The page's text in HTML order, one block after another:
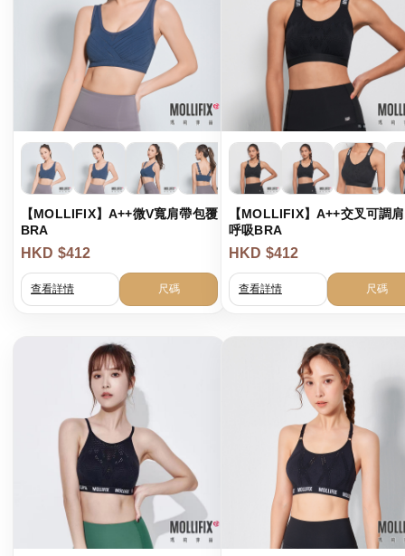
【MOLLIFIX】A++微V寬肩帶包覆
BRA
HKD $412
查看詳情 尺碼
【MOLLIFIX】A++交叉可調
呼吸BRA
HKD $412
查看詳情 尺碼